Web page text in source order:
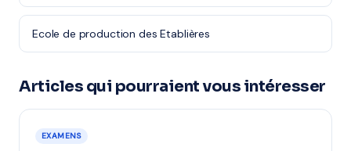
Ecole de production des Etablières
Articles qui pourraient vous intéresser
EXAMENS